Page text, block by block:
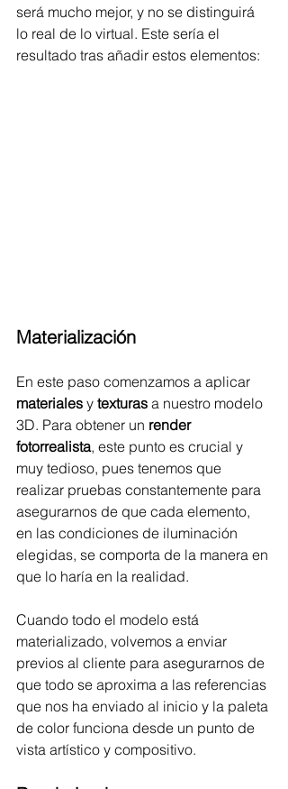
será mucho mejor, y no se distinguirá
lo real de lo virtual. Este sería el
resultado tras añadir estos elementos:
Materialización
En este paso comenzamos a aplicar
materiales y texturas a nuestro modelo
3D. Para obtener un render
fotorrealista, este punto es crucial y
muy tedioso, pues tenemos que
realizar pruebas constantemente para
asegurarnos de que cada elemento,
en las condiciones de iluminación
elegidas, se comporta de la manera en
que lo haría en la realidad.
Cuando todo el modelo está
materializado, volvemos a enviar
previos al cliente para asegurarnos de
que todo se aproxima a las referencias
que nos ha enviado al inicio y la paleta
de color funciona desde un punto de
vista artístico y compositivo.